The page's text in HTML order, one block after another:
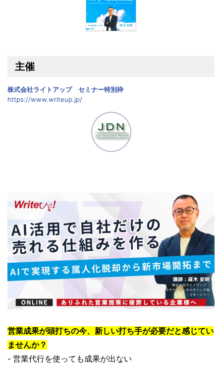
主催
株式会社ライトアップ セミナー特別枠
https://www.writeup.jp/
営業成果が頭打ちの今、新しい打ち手が必要だと感じてい
ませんか？
- 営業代行を使っても成果が出ない